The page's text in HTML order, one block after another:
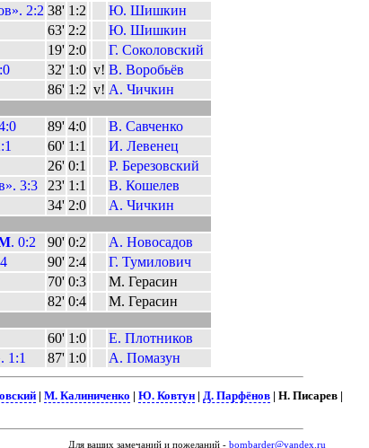
2:2 38' 1:2
Ю. Шишкин
63' 2:2
Ю. Шишкин
19' 2:0
Г. Соколовский
32' 1:0 v! В. Воробьёв
86' 1:2 v! А. Чичкин
89' 4:0
В. Савченко
60' 1:1
И. Левенец
26' 0:1
Р. Березовский
3:3 23' 1:1
В. Кошелев
34' 2:0 А. Чичкин
М. 0:2 90' 0:2
А. Новосадов
90' 2:4
Г. Тумилович
70' 0:3
М. Герасин
82' 0:4 М. Герасин
60' 1:0
Е. Плотников
1:1 87' 1:0 А. Помазун
| М. Калиниченко Ю. Ковтун| Д. Парфёнов| Н. Писарев |
Для ваших замечаний и пожеланий - bombarder@yandex.ru